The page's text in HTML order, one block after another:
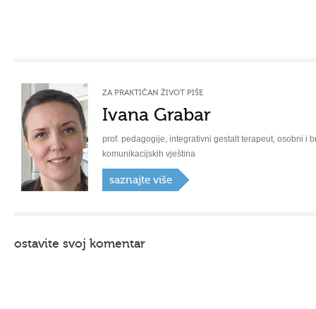
ZA PRAKTIČAN ŽIVOT PIŠE
Ivana Grabar
prof. pedagogije, integrativni gestalt terapeut, osobni i
komunikacijskih vještina
saznajte više
ostavite svoj komentar